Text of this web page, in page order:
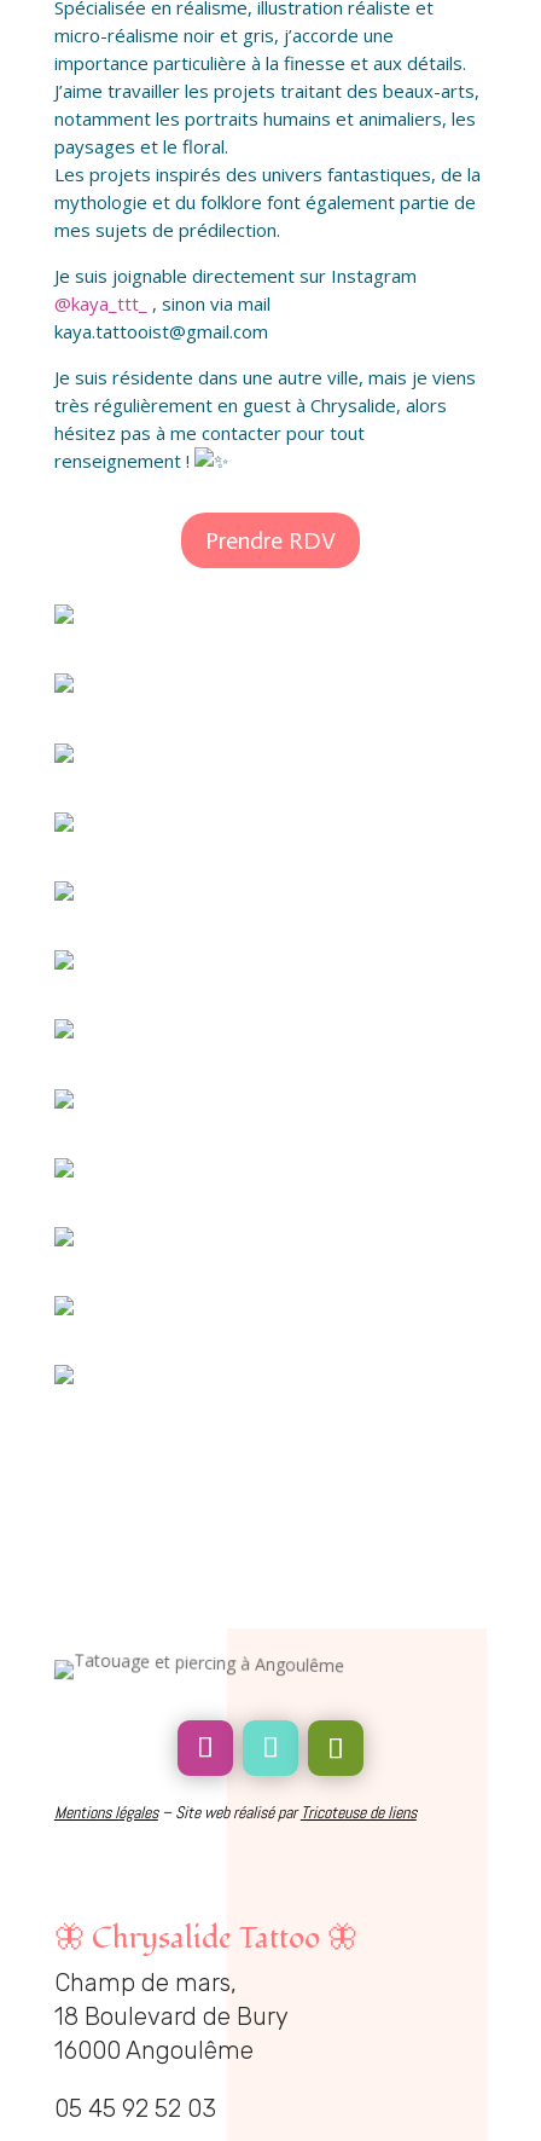
Spécialisée en réalisme, illustration réaliste et
micro-réalisme noir et gris, j’accorde une
importance particulière à la finesse et aux détails.
J’aime travailler les projets traitant des beaux-arts,
notamment les portraits humains et animaliers, les
paysages et le floral.
Les projets inspirés des univers fantastiques, de la
mythologie et du folklore font également partie de
mes sujets de prédilection.
Je suis joignable directement sur Instagram
@kaya_ttt_ , sinon via mail
kaya.tattooist@gmail.com
Je suis résidente dans une autre ville, mais je viens
très régulièrement en guest à Chrysalide, alors
hésitez pas à me contacter pour tout
renseignement !
Prendre RDV
Mentions légales– Site web réalisé parTricoteuse de liens
🦋 Chrysalide Tattoo 🦋
Champ de mars,
18 Boulevard de Bury
16000 Angoulême
05 45 92 52 03